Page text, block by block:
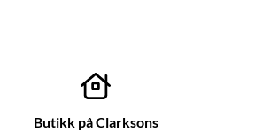
Butikk på Clarksons